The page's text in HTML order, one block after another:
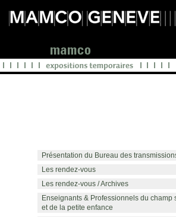
Présentation du Bureau des
Les rendez-vous
Les rendez-vous / Archives
Enseignants & Professionnels du champ
et de la petite enfance